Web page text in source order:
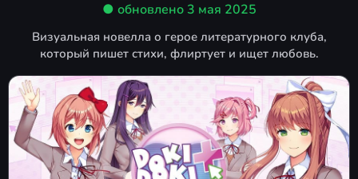
● обновлено3 мая 2025
Визуальная новелла о герое литературного клуба,
который пишет стихи, флиртует и ищет любовь.